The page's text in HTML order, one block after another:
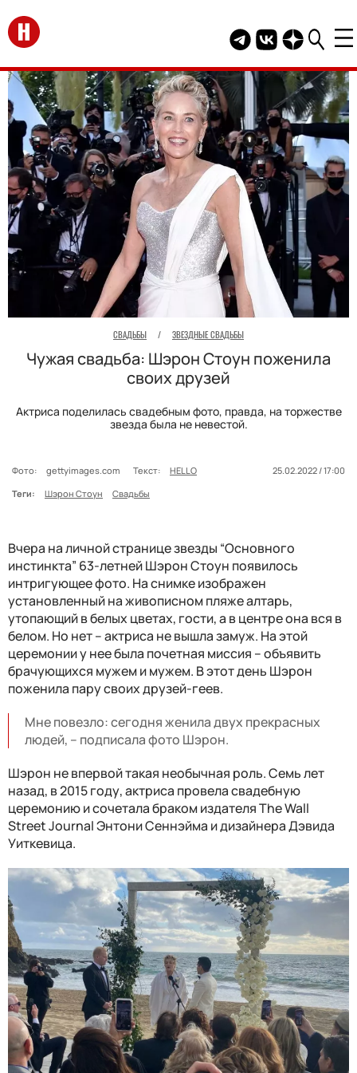
Перейти на главную
Telegram канал
Группа HELLO
Канал
СВАДЬБЫ / ЗВЕЗДНЫЕ СВАДЬБЫ
Чужая свадьба: Шэрон Стоун поженила
своих друзей
Актриса поделилась свадебным фото, правда, на торжестве
звезда была не невестой.
Фото: gettyimages.com Текст: HELLO
25.02.2022 / 17:00
Теги:
Шэрон Стоун Свадьбы
Вчера на личной странице звезды “Основного
инстинкта” 63-летней Шэрон Стоун появилось
интригующее фото. На снимке изображен
установленный на живописном пляже алтарь,
утопающий в белых цветах, гости, а в центре она вся в
белом. Но нет – актриса не вышла замуж. На этой
церемонии у нее была почетная миссия – объявить
брачующихся мужем и мужем. В этот день Шэрон
поженила пару своих друзей-геев.
Мне повезло: сегодня женила двух прекрасных
людей, – подписала фото Шэрон.
Шэрон не впервой такая необычная роль. Семь лет
назад, в 2015 году, актриса провела свадебную
церемонию и сочетала браком издателя The Wall
Street Journal Энтони Сеннэйма и дизайнера Дэвида
Уиткевица.